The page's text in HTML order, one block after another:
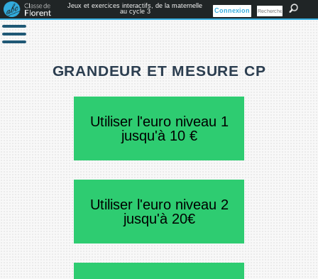
Jeux et exercices interactifs, de la maternelle
au cycle 3
Connexion
GRANDEUR ET MESURE CP
Utiliser l'euro niveau 1
jusqu'à 10 €
Utiliser l'euro niveau 2
jusqu'à 20€